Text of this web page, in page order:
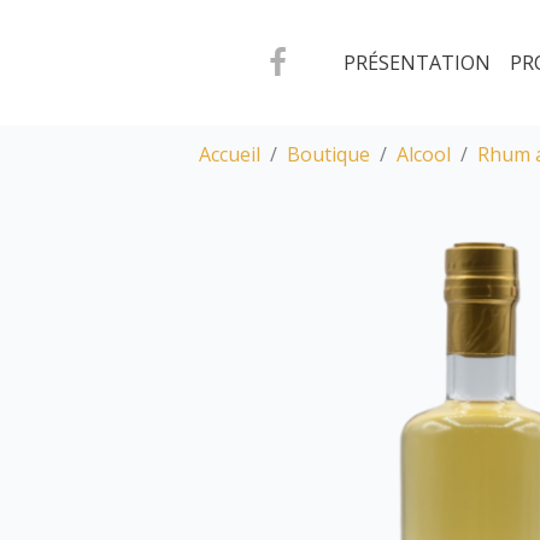
PRÉSENTATION
Accueil Boutique Alcool Rhum